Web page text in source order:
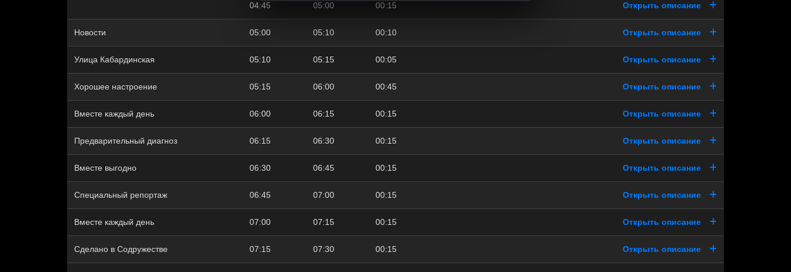
04:45 05:00 00:15 Открыть описание
Новости 05:00 05:10 00:10 Открыть описание
Улица Кабардинская 05:10 05:15 00:05 Открыть описание
Хорошее настроение 05:15 06:00 00:45 Открыть описание
Вместе каждый день 06:00 06:15 00:15 Открыть описание
Предварительный диагноз 06:15 06:30 00:15 Открыть описание
Вместе выгодно 06:30 06:45 00:15 Открыть описание
Специальный репортаж 06:45 07:00 00:15 Открыть описание
Вместе каждый день 07:00 07:15 00:15 Открыть описание
Сделано в Содружестве 07:15 07:30 00:15 Открыть описание